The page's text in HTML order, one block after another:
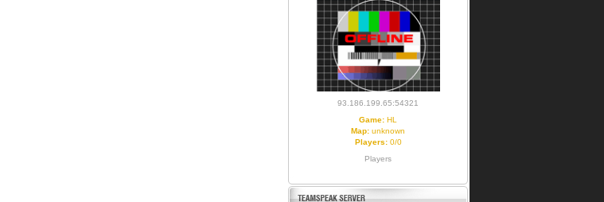
93.186.199.65:54321
Game: HL
Map: unknown
Players:0/0
Players